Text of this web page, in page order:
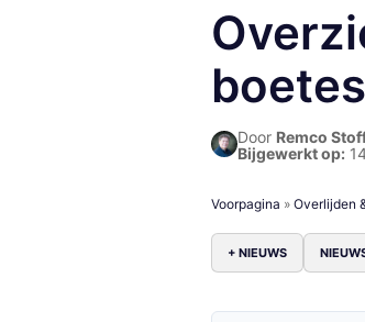
Door Remco
Bijgewerkt op:
Voorpagina » Overlijden
+ NIEUWS